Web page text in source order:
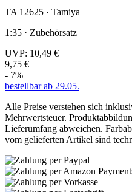
TA 12625 · Tamiya
1:35 · Zubehörsatz
UVP: 10,49 €
9,75 €
- 7%
bestellbar ab 29.05.
Alle Preise verstehen sich
Mehrwertsteuer.
Lieferumfang abweichen.
vom gelieferten Artikel sind